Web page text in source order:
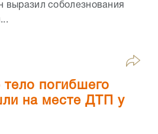
выразил соболезнования
тело погибшего
на месте ДТП у